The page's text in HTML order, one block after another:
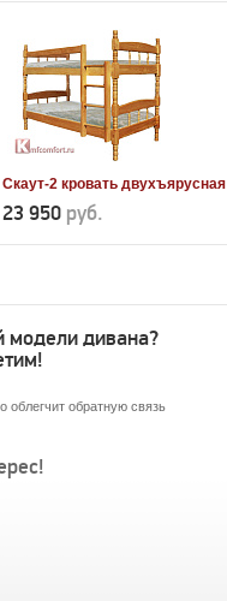
Скаут-2 кровать двухъярусная
23 950 руб.
модели дивана?
облегчит обратную связь